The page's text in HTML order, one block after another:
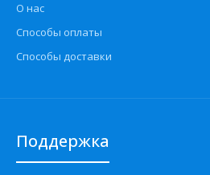
О нас
Способы оплаты
Способы доставки
Поддержка